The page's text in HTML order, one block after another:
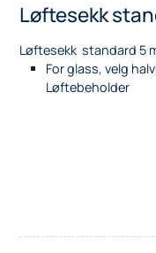
Løftesekk
Løftesekk standard 5
For glass, velg
Løftebeholder